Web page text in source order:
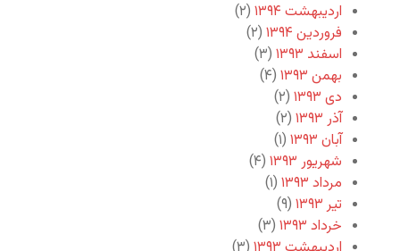
اردیبهشت ۱۳۹۴
(۲)
فروردین ۱۳۹۴
(۲)
اسفند ۱۳۹۳
(۳)
بهمن ۱۳۹۳
(۴)
دی ۱۳۹۳
(۲)
آذر ۱۳۹۳
(۲)
آبان ۱۳۹۳
(۱)
شهریور ۱۳۹۳
(۴)
مرداد ۱۳۹۳
(۱)
تیر ۱۳۹۳
(۹)
خرداد ۱۳۹۳
(۳)